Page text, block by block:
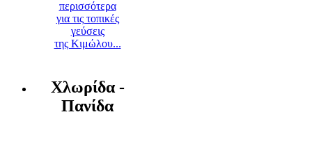
περισσότερα
για τις τοπικές
γεύσεις
της Κιμώλου...
Χλωρίδα -
Πανίδα